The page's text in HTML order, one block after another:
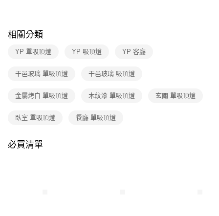
【「AFTEE先享後付」結帳流程】
１．於結帳方式選擇「AFTEE先享後付」後，將跳轉至「AFTEE先享後付」
結帳頁面，進行簡訊認證並確認金額後，即可完成結帳。
ATM／網路銀行／等多元方式進行付款，方視為交易完成。
購買商品的店家。未經商家同意取消之訂單仍視為有效，需透過AFTEE先享
是否繳費成功／繳費後需取消欲退款等相關疑問，請聯繫「AFTEE先享後付
【注意事項】
每筆NT$180，滿NT$5,000(含以上)免運費
相關分類
YP 單吸頂燈 YP 吸頂燈 YP 客廳
干邑玻璃 單吸頂燈 干邑玻璃 吸頂燈
金屬烤白 單吸頂燈 木紋漆 單吸頂燈 玄關 單吸頂燈
臥室 單吸頂燈 餐廳 單吸頂燈
必買清單